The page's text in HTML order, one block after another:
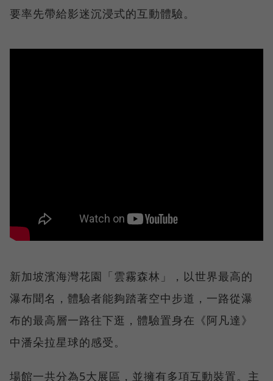
要率先帶給影迷沉浸式的互動體驗。
新加坡濱海灣花園「雲霧森林」，以世界最高的
瀑布聞名，體驗者能夠踏著空中步道，一路從瀑
布的最高層一路往下逛，體驗置身在《阿凡達》
中潘朵拉星球的感受。
場館一共分為5大展區，並擁有多項互動裝置。主